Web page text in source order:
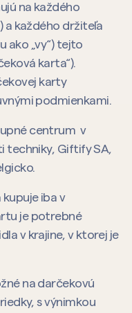
na každého
a každého držiteľa
ako „vy“) tejto
karta“).
karty
podmienkami.
centrum v
techniky, Giftify SA,
kupuje iba v
je potrebné
v krajine, v ktorej je
na darčekovú
s výnimkou